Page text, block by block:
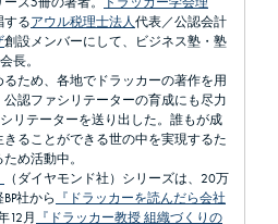
するアウル税理士法人代表／公認会計
創設メンバーにして、ビジネス塾・塾
長。
ため、各地でドラッカーの著作を用
認ファシリテーターの育成にも尽力
リテーターを送り出した。誰もが成
ることができる世の中を実現するた
め活動中。
（ダイヤモンド社）シリーズは、20万
社から 『ドラッカーを読んだら会社
12月 『ドラッカー教授 組織づくりの